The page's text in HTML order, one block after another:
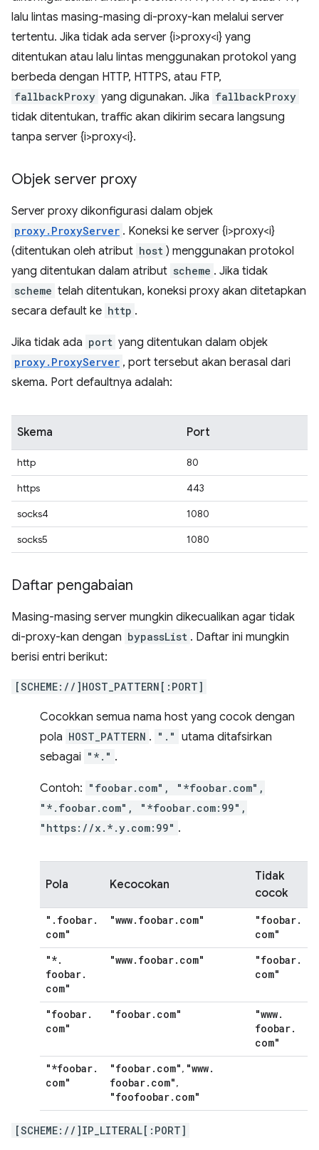
lalu lintas masing-masing di-proxy-kan melalui server
tertentu. Jika tidak ada server {i>proxy<i} yang
ditentukan atau lalu lintas menggunakan protokol yang
berbeda dengan HTTP, HTTPS, atau FTP,
fallbackProxy yang digunakan. Jika fallbackProxy
tidak ditentukan, traffic akan dikirim secara langsung
tanpa server {i>proxy<i}.
Objek server proxy
Server proxy dikonfigurasi dalam objek
proxy.ProxyServer . Koneksi ke server {i>proxy<i}
(ditentukan oleh atribut host ) menggunakan protokol
yang ditentukan dalam atribut scheme . Jika tidak
scheme telah ditentukan, koneksi proxy akan ditetapkan
secara default ke http .
Jika tidak ada port yang ditentukan dalam objek
proxy.ProxyServer , port tersebut akan berasal dari
skema. Port defaultnya adalah:
Skema Port
http
80
https
443
socks4
1080
socks5
1080
Daftar pengabaian
Masing-masing server mungkin dikecualikan agar tidak
di-proxy-kan dengan bypassList . Daftar ini mungkin
berisi entri berikut:
[SCHEME://]HOST_PATTERN[:PORT]
Cocokkan semua nama host yang cocok dengan
pola HOST_PATTERN . "." utama ditafsirkan
sebagai "*." .
Contoh: "foobar.com", "*foobar.com",
"*.foobar.com", "*foobar.com:99",
"https://x.*.y.com:99" .
Pola Kecocokan
Tidak
cocok
" . foobar.
com"
"www. foobar. com" "foobar.
com"
"*.
foobar.
com"
"www. foobar. com" "foobar.
com"
"foobar.
com"
"foobar. com" "www.
foobar.
com"
"*foobar.
com"
"foobar. com", "www.
foobar. com",
"foofoobar. com"
[SCHEME://]IP_LITERAL[:PORT]